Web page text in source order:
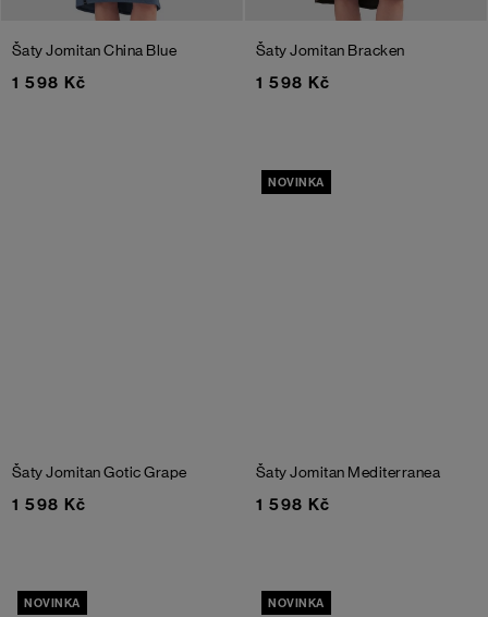
Šaty JomitanChina Blue
1 598 Kč
Šaty Jomitan Bracken
1 598 Kč
Šaty JomitanGotic Grape
1 598 Kč
NOVINKA
Šaty Jomitan Mediterranea
1 598 Kč
NOVINKA NOVINKA